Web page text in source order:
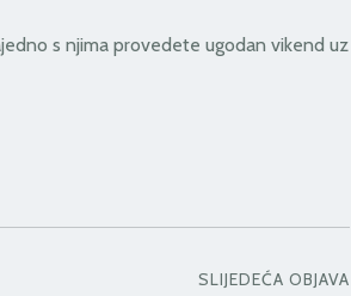
s njima provedete ugodan vikend uz
SLIJEDEĆA OBJAVA